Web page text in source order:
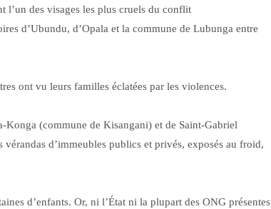
l’un des visages les plus cruels du conflit
d’Ubundu, d’Opala et la commune de Lubunga entre
ont vu leurs familles éclatées par les violences.
Konga (commune de Kisangani) et de Saint-Gabriel
d’immeubles publics et privés, exposés au froid,
d’enfants. Or, ni l’État ni la plupart des ONG présentes